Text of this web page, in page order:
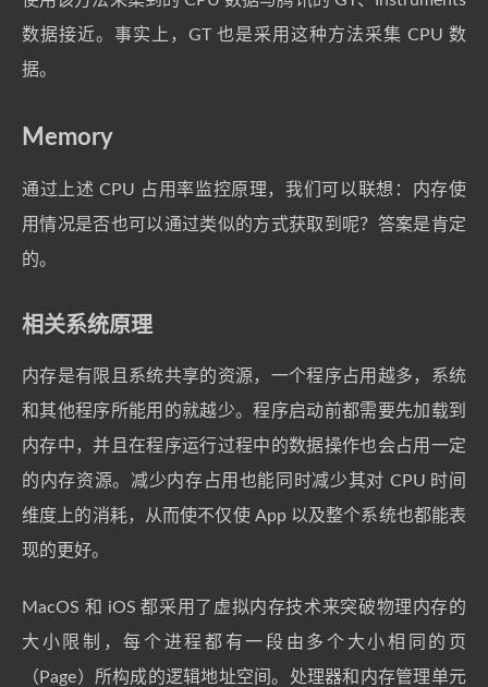
数据接近。事实上，GT 也是采用这种方法采集 CPU 数
据。
Memory
通过上述 CPU 占用率监控原理，我们可以联想：内存使
用情况是否也可以通过类似的方式获取到呢？答案是肯定
的。
相关系统原理
内存是有限且系统共享的资源，一个程序占用越多，系统
和其他程序所能用的就越少。程序启动前都需要先加载到
内存中，并且在程序运行过程中的数据操作也会占用一定
的内存资源。减少内存占用也能同时减少其对 CPU 时间
维度上的消耗，从而使不仅使 App 以及整个系统也都能表
现的更好。
MacOS 和 iOS 都采用了虚拟内存技术来突破物理内存的
大小限制，每个进程都有一段由多个大小相同的页
（Page）所构成的逻辑地址空间。处理器和内存管理单元